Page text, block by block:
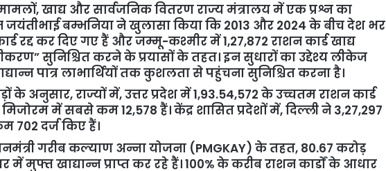
खाद्य और सार्वजनिक वितरण राज्य मंत्रालय में एक प्रश्न का
बम्भनिया ने खुलासा किया कि 2013 और 2024 के बीच देश भर
रद्द कर दिए गए हैं और जम्मू-कश्मीर में 1,27,872 राशन कार्ड खाद्य
सुनिश्चित करने के प्रयासों के तहत। इन सुधारों का उद्देश्य लीकेज
पात्र लाभार्थियों तक कुशलता से पहुंचना सुनिश्चित करना है।
के अनुसार, राज्यों में, उत्तर प्रदेश में 1,93.54,572 के उच्चतम राशन कार्ड
में सबसे कम 12,578 हैं। केंद्र शासित प्रदेशों में, दिल्ली ने 3,27,297
दर्ज किए हैं।
गरीब कल्याण अन्ना योजना (PMGKAY) के तहत, 80.67 करोड़
मुफ्त खाद्यान्न प्राप्त कर रहे हैं। 100% के करीब राशन कार्डों के आधार